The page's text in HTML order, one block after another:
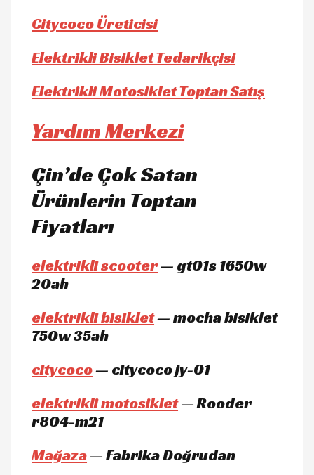
Citycoco Üreticisi
Elektrikli Bisiklet Tedarikçisi
Elektrikli Motosiklet Toptan Satış
Yardım Merkezi
Çin’de Çok Satan
Ürünlerin Toptan
Fiyatları
elektrikli scooter— gt01s 1650w
20ah
elektrikli bisiklet— mocha bisiklet
750w 35ah
citycoco— citycoco jy-01
elektrikli motosiklet— Rooder
r804-m21
Mağaza— Fabrika Doğrudan